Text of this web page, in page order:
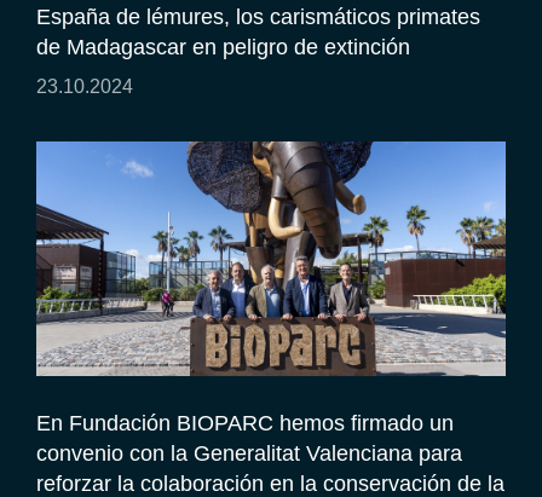
España de lémures, los carismáticos primates
de Madagascar en peligro de extinción
23.10.2024
En Fundación BIOPARC hemos firmado un
convenio con la Generalitat Valenciana para
reforzar la colaboración en la conservación de la